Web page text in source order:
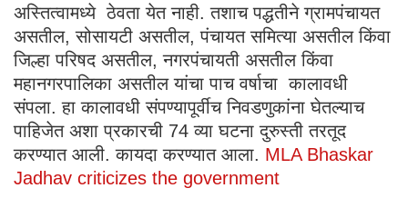
अस्तित्वामध्ये ठेवता येत नाही. तशाच पद्धतीने ग्रामपंचायत
असतील, सोसायटी असतील, पंचायत समित्या असतील किंवा
जिल्हा परिषद असतील, नगरपंचायती असतील किंवा
महानगरपालिका असतील यांचा पाच वर्षाचा कालावधी
संपला. हा कालावधी संपण्यापूर्वीच निवडणुकांना घेतल्याच
पाहिजेत अशा प्रकारची 74 व्या घटना दुरुस्ती तरतूद
करण्यात आली. कायदा करण्यात आला. MLA Bhaskar
Jadhav criticizes the government